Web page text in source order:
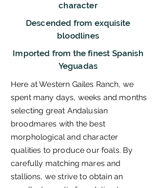
character
Descended from exquisite
bloodlines
Imported from the finest Spanish
Yeguadas
Here at Western Gailes Ranch, we
spent many days, weeks and months
selecting great Andalusian
broodmares with the best
morphological and character
qualities to produce our foals. By
carefully matching mares and
stallions, we strive to obtain an